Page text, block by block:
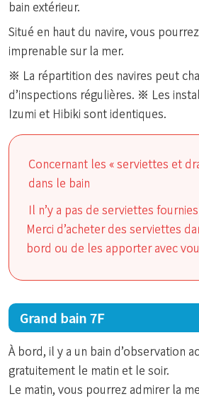
bain extérieur.
Situé en haut du navire, vous
imprenable sur la mer.
※ La répartition des navires peut
d’inspections régulières. ※ Les
Izumi et Hibiki sont identiques.
Concernant les « serviettes et
dans le bain
Il n’y a pas de serviettes
Merci d’acheter des serviettes
bord ou de les apporter avec
Grand bain 7F
À bord, il y a un bain d’observation
gratuitement le matin et le soir.
Le matin, vous pourrez admirer la